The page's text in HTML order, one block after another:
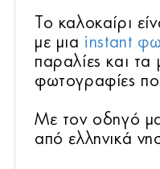
Το καλοκαίρι
με μια instant
παραλίες και
φωτογραφίες
Με τον οδηγό
από ελληνικά